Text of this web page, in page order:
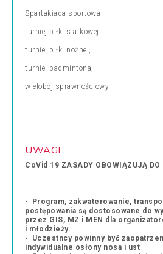
Spartakiada sportowa
turniej piłki siatkowej,
turniej piłki nożnej,
turniej badmintona,
wielobój sprawnościowy
UWAGI
CoVid 19 ZASADY OBOWIĄZUJĄ DO
•
Program, zakwaterowanie,
postępowania są dostosowane do
przez GIS, MZ i MEN dla
i młodzieży.
•
Uczestncy powinny być
indywidualne osłony nosa i ust